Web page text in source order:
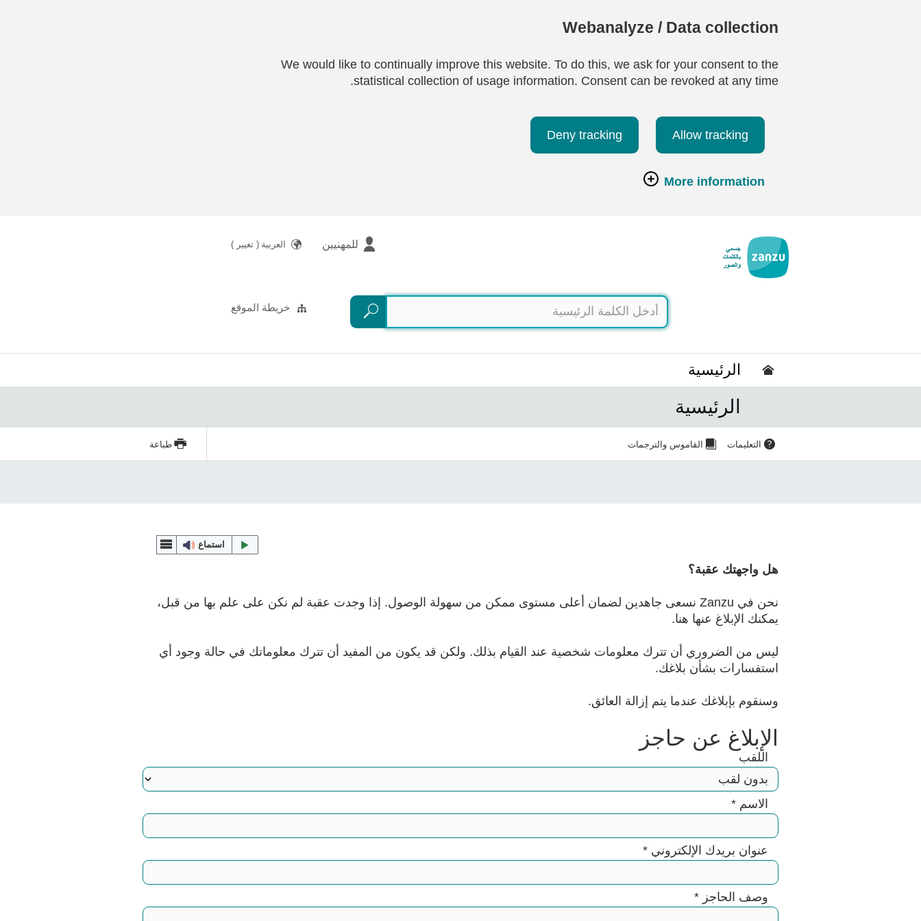
Webanalyze / Data collection
We would like to continually improve this website. To do this, we ask for your consent to the
statistical collection of usage information. Consent can be revoked at any time.
Allow tracking
Deny tracking
More information
للمهنيين العربية ( تغيير )
بحث
بحث
خريطة الموقع
الرئيسية
الرئيسية
التعليمات القاموس والترجمات طباعة
استماع
هل واجهتك عقبة؟
نحن في Zanzu نسعى جاهدين لضمان أعلى مستوى ممكن من سهولة الوصول. إذا وجدت عقبة لم نكن على علم بها من قبل،
يمكنك الإبلاغ عنها هنا.
ليس من الضروري أن تترك معلومات شخصية عند القيام بذلك. ولكن قد يكون من المفيد أن تترك معلوماتك في حالة وجود أي
استفسارات بشأن بلاغك.
وسنقوم بإبلاغك عندما يتم إزالة العائق.
الإبلاغ عن حاجز
اللقب
الاسم *
عنوان بريدك الإلكتروني *
وصف الحاجز *